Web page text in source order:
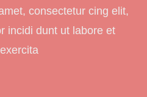
consectetur cing elit,
incidi dunt ut labore et